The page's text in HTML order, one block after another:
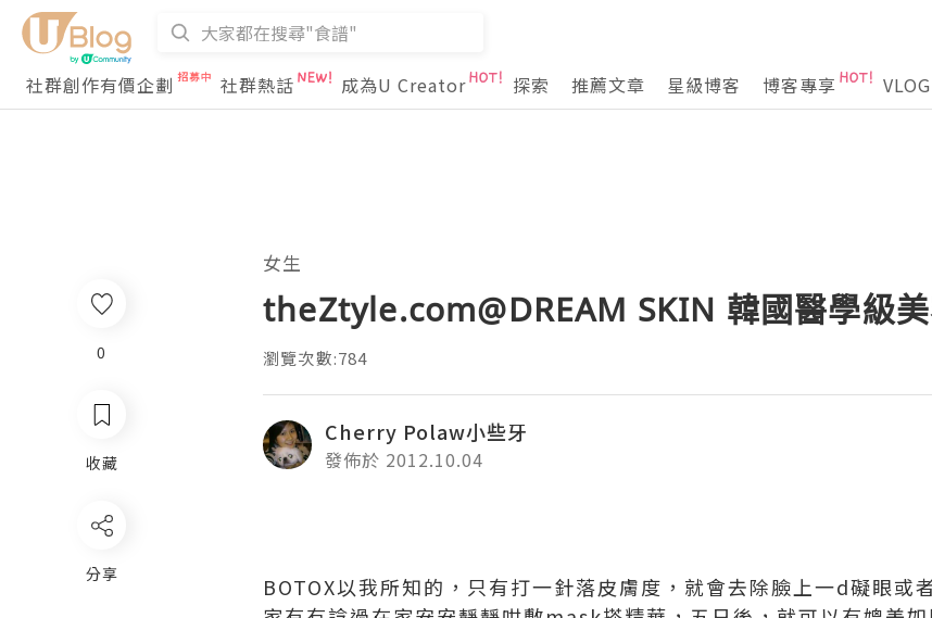
社群創作有價企劃
社群熱話 成為U Creator 探索 推薦文章 星級博客 博客專享 VLOG
0
收藏
分享
女生
theZtyle.com@DREAM SKIN 韓國醫學級
瀏覽次數:784
Cherry Polaw小些牙
發佈於 2012.10.04
BOTOX以我所知的，只有打一針落皮膚度，就會去除臉上一d礙眼或